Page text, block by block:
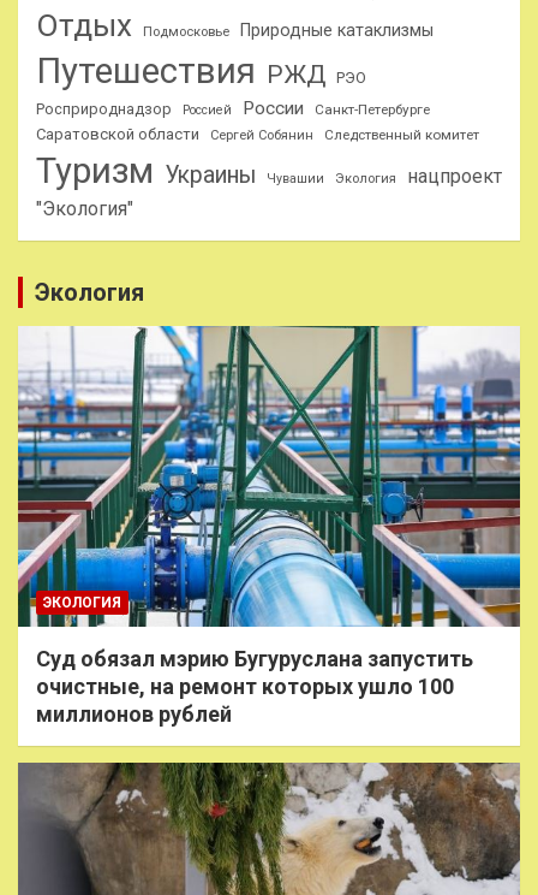
Отдых Подмосковье Природные катаклизмы
Путешествия РЖД РЭО
Росприроднадзор
Россией России Санкт-Петербурге
Саратовской области Сергей Собянин Следственный комитет
Туризм Украины Чувашии Экология
нацпроект
"Экология"
Экология
ЭКОЛОГИЯ
Суд обязал мэрию Бугуруслана запустить
очистные, на ремонт которых ушло 100
миллионов рублей